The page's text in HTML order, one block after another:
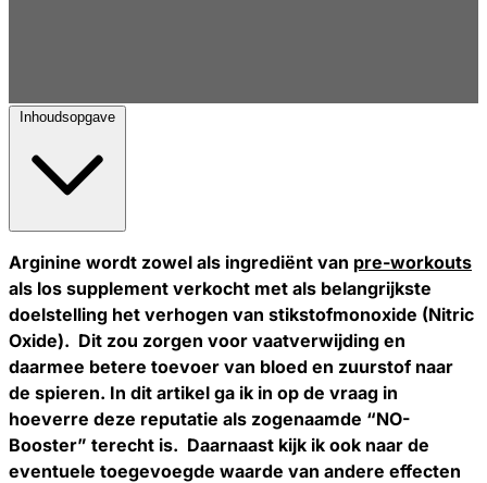
Inhoudsopgave
Arginine wordt zowel als ingrediënt van pre-workouts
als los supplement verkocht met als belangrijkste
doelstelling het verhogen van stikstofmonoxide (Nitric
Oxide). Dit zou zorgen voor vaatverwijding en
daarmee betere toevoer van bloed en zuurstof naar
de spieren. In dit artikel ga ik in op de vraag in
hoeverre deze reputatie als zogenaamde “NO-
Booster” terecht is. Daarnaast kijk ik ook naar de
eventuele toegevoegde waarde van andere effecten